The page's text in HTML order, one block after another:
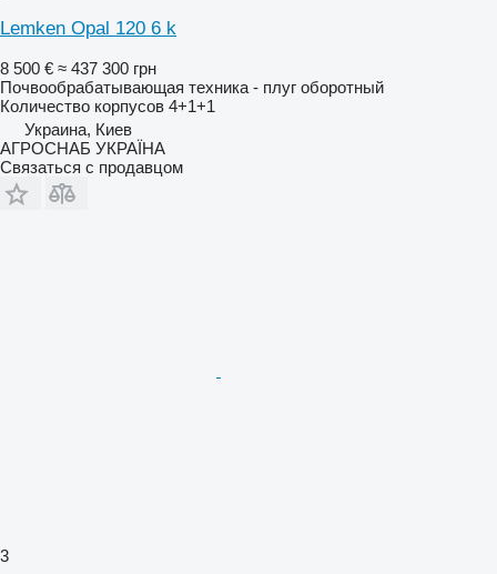
Lemken Opal 120 6 k
8 500 € ≈ 437 300 грн
Почвообрабатывающая техника - плуг оборотный
Количество корпусов 4+1+1
Украина, Киев
АГРОСНАБ УКРАЇНА
Связаться с продавцом
3